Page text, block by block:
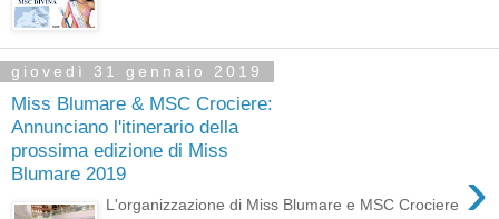
giovedì 31 gennaio 2019
Miss Blumare & MSC Crociere:
Annunciano l'itinerario della
prossima edizione di Miss
Blumare 2019
›
L'organizzazione di Miss Blumare e MSC Crociere